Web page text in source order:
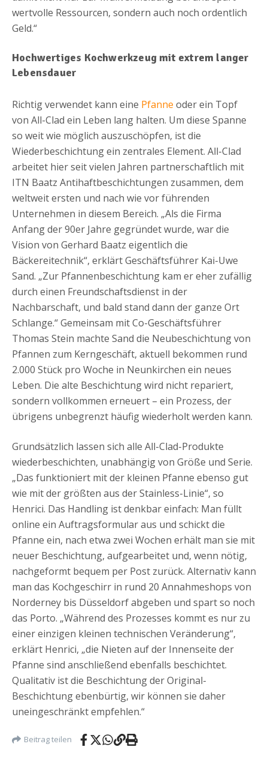
wertvolle Ressourcen, sondern auch noch ordentlich
Geld.“
Hochwertiges Kochwerkzeug mit extrem langer
Lebensdauer
Richtig verwendet kann eine Pfanne oder ein Topf
von All-Clad ein Leben lang halten. Um diese Spanne
so weit wie möglich auszuschöpfen, ist die
Wiederbeschichtung ein zentrales Element. All-Clad
arbeitet hier seit vielen Jahren partnerschaftlich mit
ITN Baatz Antihaftbeschichtungen zusammen, dem
weltweit ersten und nach wie vor führenden
Unternehmen in diesem Bereich. „Als die Firma
Anfang der 90er Jahre gegründet wurde, war die
Vision von Gerhard Baatz eigentlich die
Bäckereitechnik“, erklärt Geschäftsführer Kai-Uwe
Sand. „Zur Pfannenbeschichtung kam er eher zufällig
durch einen Freundschaftsdienst in der
Nachbarschaft, und bald stand dann der ganze Ort
Schlange.“ Gemeinsam mit Co-Geschäftsführer
Thomas Stein machte Sand die Neubeschichtung von
Pfannen zum Kerngeschäft, aktuell bekommen rund
2.000 Stück pro Woche in Neunkirchen ein neues
Leben. Die alte Beschichtung wird nicht repariert,
sondern vollkommen erneuert – ein Prozess, der
übrigens unbegrenzt häufig wiederholt werden kann.
Grundsätzlich lassen sich alle All-Clad-Produkte
wiederbeschichten, unabhängig von Größe und Serie.
„Das funktioniert mit der kleinen Pfanne ebenso gut
wie mit der größten aus der Stainless-Linie“, so
Henrici. Das Handling ist denkbar einfach: Man füllt
online ein Auftragsformular aus und schickt die
Pfanne ein, nach etwa zwei Wochen erhält man sie mit
neuer Beschichtung, aufgearbeitet und, wenn nötig,
nachgeformt bequem per Post zurück. Alternativ kann
man das Kochgeschirr in rund 20 Annahmeshops von
Norderney bis Düsseldorf abgeben und spart so noch
das Porto. „Während des Prozesses kommt es nur zu
einer einzigen kleinen technischen Veränderung“,
erklärt Henrici, „die Nieten auf der Innenseite der
Pfanne sind anschließend ebenfalls beschichtet.
Qualitativ ist die Beschichtung der Original-
Beschichtung ebenbürtig, wir können sie daher
uneingeschränkt empfehlen.“
Beitrag teilen